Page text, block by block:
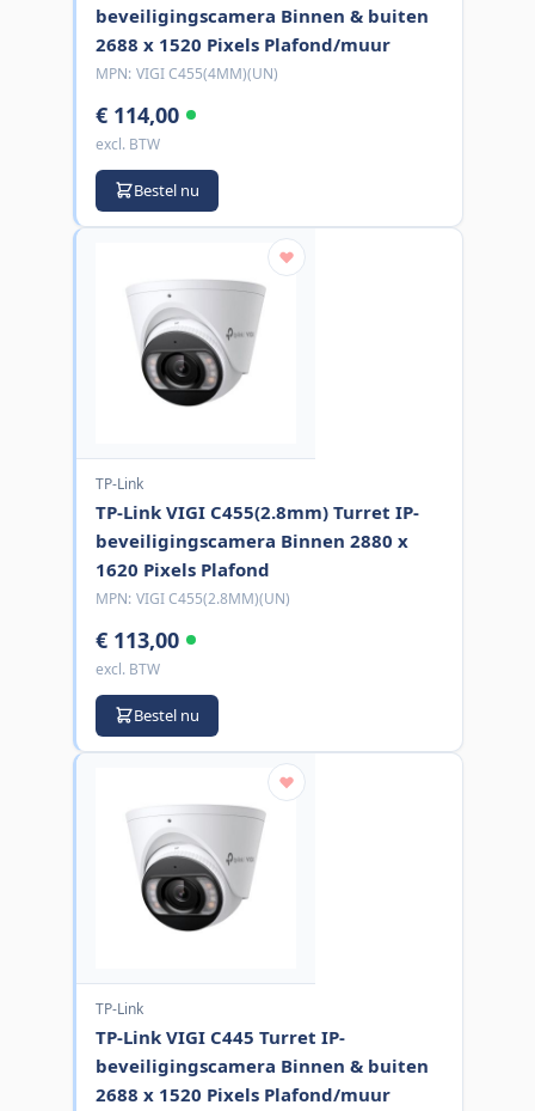
beveiligingscamera Binnen & buiten
2688 x 1520 Pixels Plafond/muur
MPN: VIGI C455(4MM)(UN)
€ 114,00
excl. BTW
Bestel nu
TP-Link
TP-Link VIGI C455(2.8mm) Turret IP-
beveiligingscamera Binnen 2880 x
1620 Pixels Plafond
MPN: VIGI C455(2.8MM)(UN)
€ 113,00
excl. BTW
Bestel nu
TP-Link
TP-Link VIGI C445 Turret IP-
beveiligingscamera Binnen & buiten
2688 x 1520 Pixels Plafond/muur